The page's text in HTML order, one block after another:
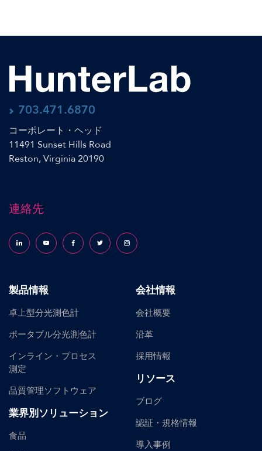
703.471.6870
コーポレート・ヘッド
11491 Sunset Hills Road
Reston, Virginia 20190
連絡先
Follow us on LinkedInFollow us on YouTubeFollow us on Facebook
Follow us on X (formerly Twitter)
Follow us on Instagram
製品情報
卓上型分光測色計
ポータブル分光測色計
インライン・プロセス
測定
品質管理ソフトウェア
業界別ソリューション
食品
会社情報
会社概要
沿革
採用情報
リソース
ブログ
認証・規格情報
導入事例